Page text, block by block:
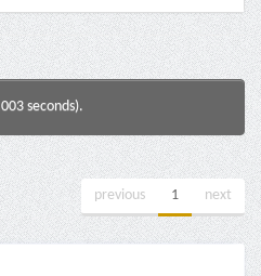
seconds).
previous 1 next